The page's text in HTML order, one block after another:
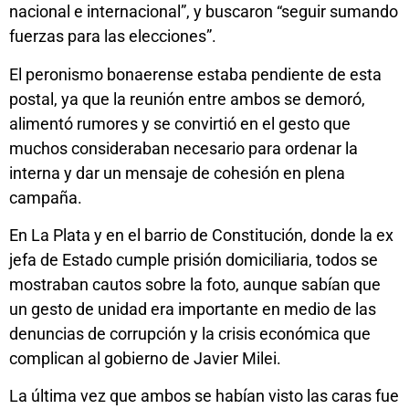
nacional e internacional”, y buscaron “seguir sumando
fuerzas para las elecciones”.
El peronismo bonaerense estaba pendiente de esta
postal, ya que la reunión entre ambos se demoró,
alimentó rumores y se convirtió en el gesto que
muchos consideraban necesario para ordenar la
interna y dar un mensaje de cohesión en plena
campaña.
En La Plata y en el barrio de Constitución, donde la ex
jefa de Estado cumple prisión domiciliaria, todos se
mostraban cautos sobre la foto, aunque sabían que
un gesto de unidad era importante en medio de las
denuncias de corrupción y la crisis económica que
complican al gobierno de Javier Milei.
La última vez que ambos se habían visto las caras fue